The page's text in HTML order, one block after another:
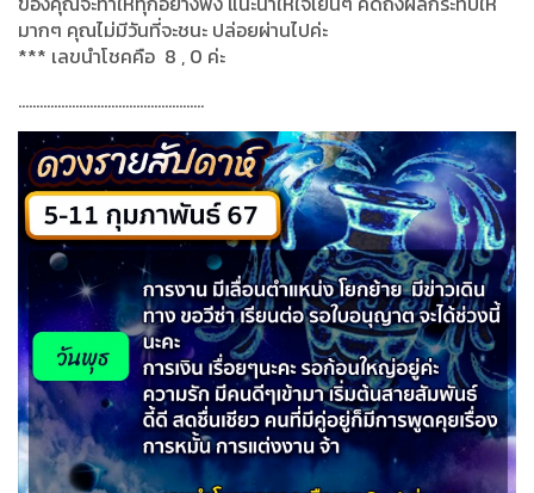
มากๆ คุณไม่มีวันที่จะชนะ ปล่อยผ่านไปค่ะ
*** เลขนำโชคคือ 8 , 0 ค่ะ
....................................................